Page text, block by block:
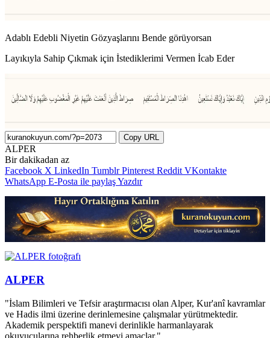
Adablı Edebli Niyetin Gözyaşlarını Bende görüyorsan
Layıkıyla Sahip Çıkmak için İstediklerimi Vermen İcab Eder
Copy URL
ALPER
Bir dakikadan az
Facebook X LinkedIn Tumblr Pinterest Reddit VKontakte
WhatsApp E-Posta ile paylaşYazdır
ALPER
"İslam Bilimleri ve Tefsir araştırmacısı olan Alper, Kur'anî kavramlar
ve Hadis ilmi üzerine derinlemesine çalışmalar yürütmektedir.
Akademik perspektifi manevi derinlikle harmanlayarak
okuyucularına rehberlik etmeyi amaçlar."